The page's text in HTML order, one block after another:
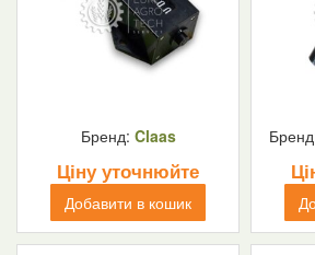
Бренд: Claas
Ціну уточнюйте
Добавити в кошик